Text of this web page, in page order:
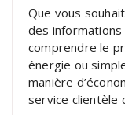
Que vous
des informations
comprendre le
énergie ou
manière
service clientèle